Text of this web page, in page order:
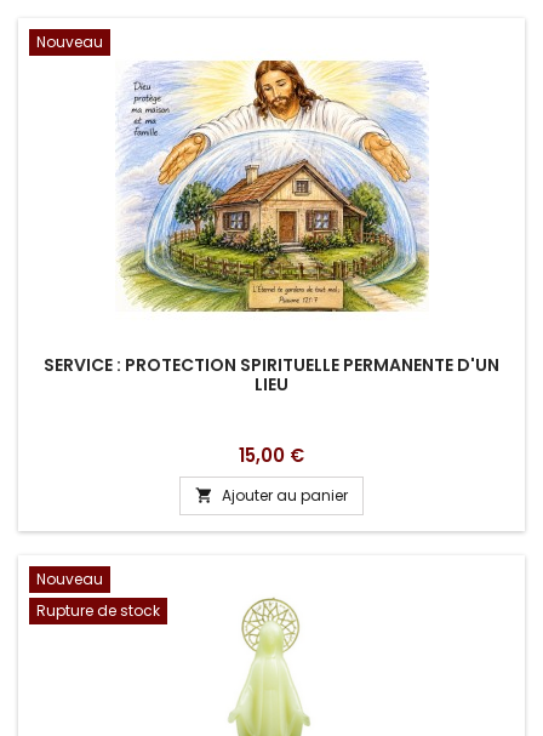
Nouveau
SERVICE : PROTECTION SPIRITUELLE PERMANENTE D'UN
LIEU
Prix
15,00 €
 Ajouter au panier
Nouveau
Rupture de stock